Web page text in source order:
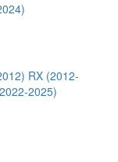
RX (2012-
2025)